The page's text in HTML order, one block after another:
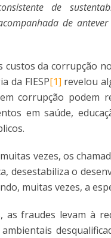
de
de antever
da corrupção
da FIESP[1] revelou
corrupção podem
em saúde,
vezes, os
desestabiliza o
muitas vezes, a
fraudes levam à